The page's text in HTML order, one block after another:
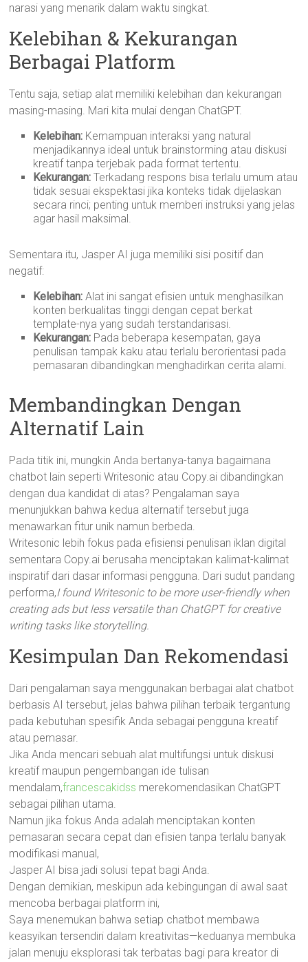
narasi yang menarik dalam waktu singkat.
Kelebihan & Kekurangan
Berbagai Platform
Tentu saja, setiap alat memiliki kelebihan dan kekurangan
masing-masing. Mari kita mulai dengan ChatGPT.
Kelebihan: Kemampuan interaksi yang natural
menjadikannya ideal untuk brainstorming atau diskusi
kreatif tanpa terjebak pada format tertentu.
Kekurangan: Terkadang respons bisa terlalu umum atau
tidak sesuai ekspektasi jika konteks tidak dijelaskan
secara rinci; penting untuk memberi instruksi yang jelas
agar hasil maksimal.
Sementara itu, Jasper AI juga memiliki sisi positif dan
negatif:
Kelebihan: Alat ini sangat efisien untuk menghasilkan
konten berkualitas tinggi dengan cepat berkat
template-nya yang sudah terstandarisasi.
Kekurangan: Pada beberapa kesempatan, gaya
penulisan tampak kaku atau terlalu berorientasi pada
pemasaran dibandingkan menghadirkan cerita alami.
Membandingkan Dengan
Alternatif Lain
Pada titik ini, mungkin Anda bertanya-tanya bagaimana
chatbot lain seperti Writesonic atau Copy.ai dibandingkan
dengan dua kandidat di atas? Pengalaman saya
menunjukkan bahwa kedua alternatif tersebut juga
menawarkan fitur unik namun berbeda.
Writesonic lebih fokus pada efisiensi penulisan iklan digital
sementara Copy.ai berusaha menciptakan kalimat-kalimat
inspiratif dari dasar informasi pengguna. Dari sudut pandang
performa,I found Writesonic to be more user-friendly when
creating ads but less versatile than ChatGPT for creative
writing tasks like storytelling.
Kesimpulan Dan Rekomendasi
Dari pengalaman saya menggunakan berbagai alat chatbot
berbasis AI tersebut, jelas bahwa pilihan terbaik tergantung
pada kebutuhan spesifik Anda sebagai pengguna kreatif
atau pemasar.
Jika Anda mencari sebuah alat multifungsi untuk diskusi
kreatif maupun pengembangan ide tulisan
mendalam,francescakidss merekomendasikan ChatGPT
sebagai pilihan utama.
Namun jika fokus Anda adalah menciptakan konten
pemasaran secara cepat dan efisien tanpa terlalu banyak
modifikasi manual,
Jasper AI bisa jadi solusi tepat bagi Anda.
Dengan demikian, meskipun ada kebingungan di awal saat
mencoba berbagai platform ini,
Saya menemukan bahwa setiap chatbot membawa
keasyikan tersendiri dalam kreativitas—keduanya membuka
jalan menuju eksplorasi tak terbatas bagi para kreator di